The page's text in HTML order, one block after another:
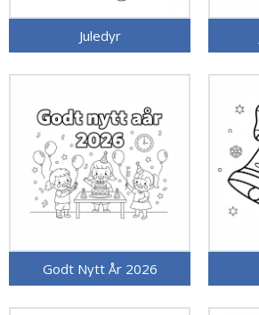
Juledyr
Godt Nytt År 2026